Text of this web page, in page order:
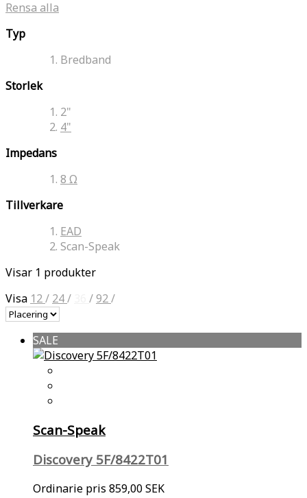
Rensa alla
Typ
Bredband
Storlek
2"
4"
Impedans
8 Ω
Tillverkare
EAD
Scan-Speak
Visar 1 produkter
Visa 12/ 24/ /92/
SALE
Scan-Speak
Discovery 5F/8422T01
Ordinarie pris 859,00 SEK